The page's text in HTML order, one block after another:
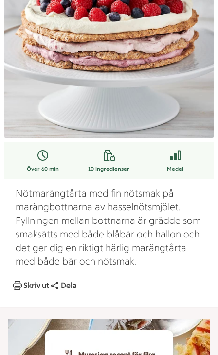
Över 60 min 10ingredienser Medel
Nötmarängtårta med fin nötsmak på
marängbottnarna av hasselnötsmjölet.
Fyllningen mellan bottnarna är grädde som
smaksätts med både blåbär och hallon och
det ger dig en riktigt härlig marängtårta
med både bär och nötsmak.
Skriv ut Dela